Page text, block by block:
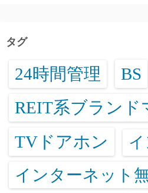
タグ
24時間管理 BS
REIT系ブランド
TVドアホン
インターネット